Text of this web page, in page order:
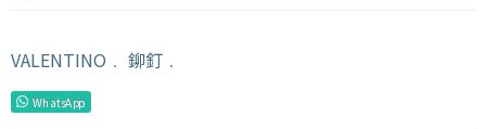
VALENTINO ﹒ 鉚釘 ﹒
WhatsApp